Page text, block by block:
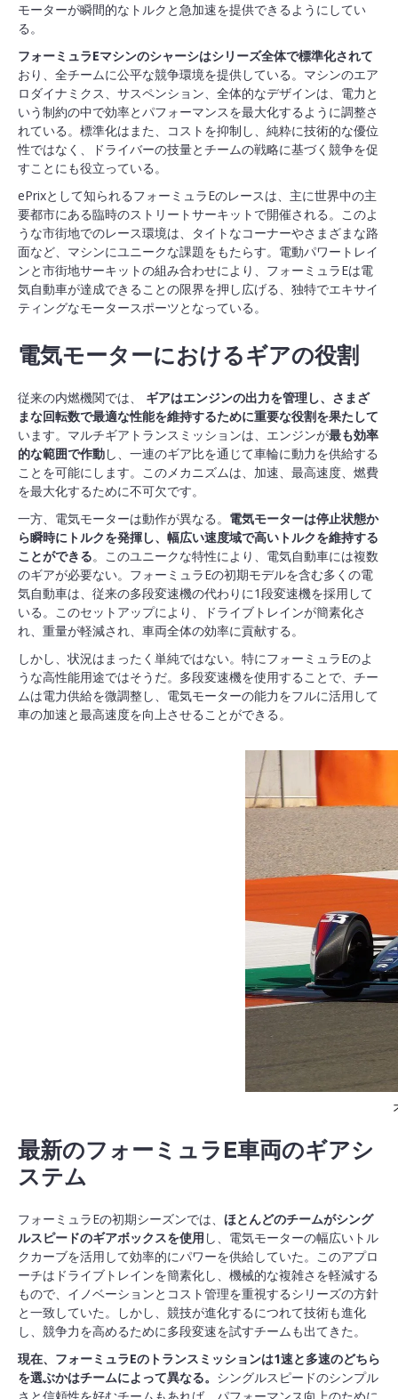
モーターが瞬間的なトルクと急加速を提供できるようにしてい
る。
フォーミュラEマシンのシャーシはシリーズ全体で標準化されて
おり、全チームに公平な競争環境を提供している。マシンのエア
ロダイナミクス、サスペンション、全体的なデザインは、電力と
いう制約の中で効率とパフォーマンスを最大化するように調整さ
れている。標準化はまた、コストを抑制し、純粋に技術的な優位
性ではなく、ドライバーの技量とチームの戦略に基づく競争を促
すことにも役立っている。
ePrixとして知られるフォーミュラEのレースは、主に世界中の主
要都市にある臨時のストリートサーキットで開催される。このよ
うな市街地でのレース環境は、タイトなコーナーやさまざまな路
面など、マシンにユニークな課題をもたらす。電動パワートレイ
ンと市街地サーキットの組み合わせにより、フォーミュラEは電
気自動車が達成できることの限界を押し広げる、独特でエキサイ
ティングなモータースポーツとなっている。
電気モーターにおけるギアの役割
従来の内燃機関では、
ギアはエンジンの出力を管理し、さまざ
まな回転数で最適な性能を維持するために重要な役割を果たして
います。マルチギアトランスミッションは、エンジンが最も効率
的な範囲で作動し、一連のギア比を通じて車輪に動力を供給する
ことを可能にします。このメカニズムは、加速、最高速度、燃費
を最大化するために不可欠です。
一方、電気モーターは動作が異なる。 電気モーターは停止状態か
ら瞬時にトルクを発揮し、幅広い速度域で高いトルクを維持する
ことができる。このユニークな特性により、電気自動車には複数
のギアが必要ない。フォーミュラEの初期モデルを含む多くの電
気自動車は、従来の多段変速機の代わりに1段変速機を採用して
いる。このセットアップにより、ドライブトレインが簡素化さ
れ、重量が軽減され、車両全体の効率に貢献する。
しかし、状況はまったく単純ではない。特にフォーミュラEのよ
うな高性能用途ではそうだ。多段変速機を使用することで、チー
ムは電力供給を微調整し、電気モーターの能力をフルに活用して
車の加速と最高速度を向上させることができる。
最新のフォーミュラE車両のギアシ
ステム
フォーミュラEの初期シーズンでは、 ほとんどのチームがシング
ルスピードのギアボックスを使用 し、電気モーターの幅広いトル
クカーブを活用して効率的にパワーを供給していた。このアプロ
ーチはドライブトレインを簡素化し、機械的な複雑さを軽減する
もので、イノベーションとコスト管理を重視するシリーズの方針
と一致していた。しかし、競技が進化するにつれて技術も進化
し、競争力を高めるために多段変速を試すチームも出てきた。
現在、フォーミュラEのトランスミッションは1速と多速のどちら
を選ぶかはチームによって異なる。 シングルスピードのシンプル